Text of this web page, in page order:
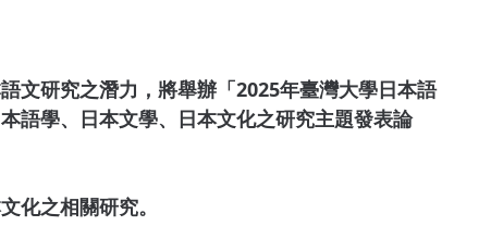
研究之潛力，將舉辦「2025年臺灣大學日本語
語學、日本文學、日本文化之研究主題發表論
之相關研究。